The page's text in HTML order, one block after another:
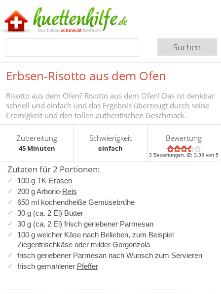
Erbsen-Risotto aus dem Ofen
Risotto aus dem Ofen? Risotto aus dem Ofen! Das ist denkbar
schnell und einfach und das Ergebnis überzeugt durch seine
Cremigkeit und den tollen authentischen Geschmack.
Zubereitung
45 Minuten
Schwierigkeit
einfach
Bewertung
3 Bewertungen, Ø:3,33 von 5
Zutaten für 2 Portionen:
100 g TK-Erbsen
200 g Arborio-Reis
650 ml kochendheiße Gemüsebrühe
30 g (ca. 2 El) Butter
30 g (ca. 2 El) frisch geriebener Parmesan
100 g weicher Käse nach Belieben, zum Beispiel
Ziegenfrischkäse oder milder Gorgonzola
frisch geriebener Parmesan nach Wunsch zum Servieren
frisch gemahlener Pfeffer